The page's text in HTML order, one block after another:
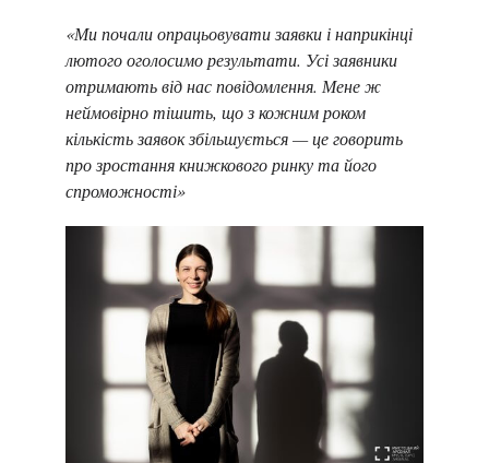
«Ми почали опрацьовувати заявки і наприкінці
лютого оголосимо результати. Усі заявники
отримають від нас повідомлення. Мене ж
неймовірно тішить, що з кожним роком
кількість заявок збільшується — це говорить
про зростання книжкового ринку та його
спроможності»